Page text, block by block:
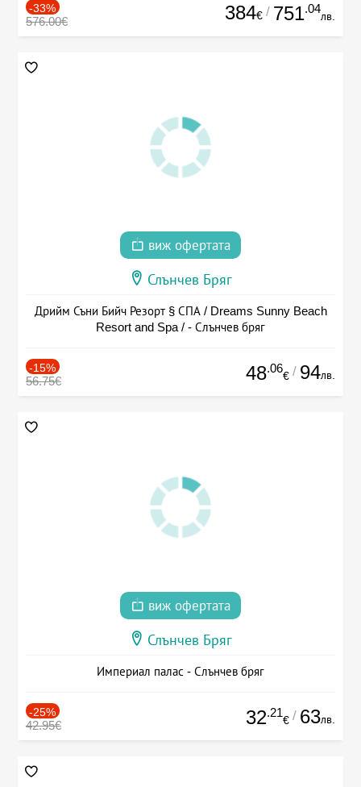
-33%
576.00€ 384€ / 751.04
лв.
виж офертата
Слънчев Бряг
Дрийм Съни Бийч Резорт § СПА / Dreams Sunny Beach
Resort and Spa / - Слънчев бряг
-15%
56.75€ 48.06
€ / 94лв.
виж офертата
Слънчев Бряг
Империал палас - Слънчев бряг
-25%
42.95€ 32.21
€ / 63лв.